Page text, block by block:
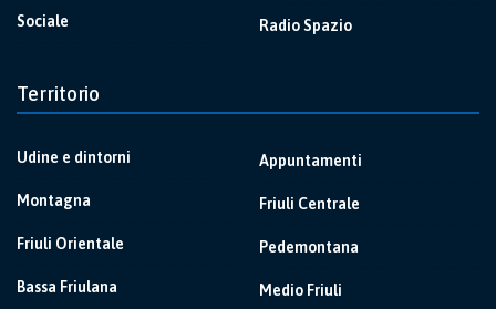
Sociale Radio Spazio
Territorio
Udine e dintorni
Montagna
Friuli Orientale
Bassa Friulana
Appuntamenti
Friuli Centrale
Pedemontana
Medio Friuli